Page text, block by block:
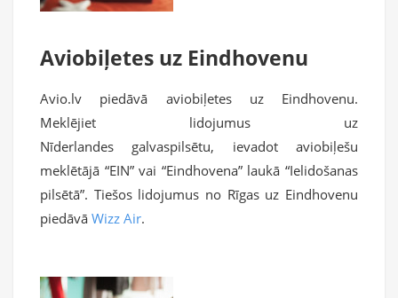
Aviobiļetes uz Eindhovenu
Avio.lv piedāvā aviobiļetes uz Eindhovenu.
Meklējiet lidojumus uz
Nīderlandes galvaspilsētu, ievadot aviobiļešu
meklētājā “EIN” vai “Eindhovena” laukā “Ielidošanas
pilsētā”. Tiešos lidojumus no Rīgas uz Eindhovenu
piedāvā Wizz Air.